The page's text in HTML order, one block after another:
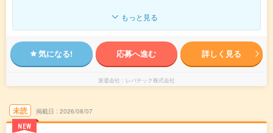
もっと見る
気になる! 応募へ進む 詳しく見る
派遣会社 レバテック株式会社
未読
NEW
掲載日 2026/08/07